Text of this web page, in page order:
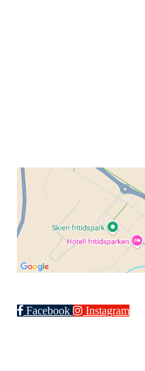
Facebook Instagram